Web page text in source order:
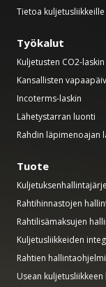
Tietoa kuljetusliikkeille
Työkalut
Kuljetusten CO2-laskin
Kansallisten
Incoterms-laskin
Lähetystarran luonti
Rahdin läpimenoajan
Tuote
Rahtihinnastojen
Rahtilisämaksujen
Kuljetusliikkeiden
Rahtien
Usean